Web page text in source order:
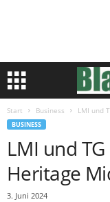
Start Business LMI und
BUSINESS
LMI und
Heritage
3. Juni 2024